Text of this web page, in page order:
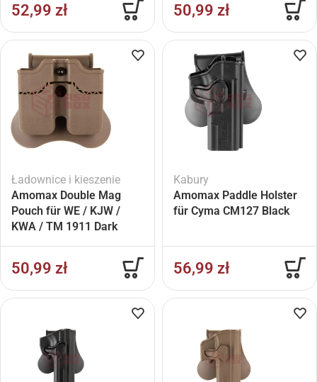
52,99 zł 50,99 zł
Ładownice i kieszenie
Amomax Double Mag
Pouch für WE / KJW /
KWA / TM 1911 Dark
50,99 zł
Kabury
Amomax Paddle Holster
für Cyma CM127 Black
56,99 zł